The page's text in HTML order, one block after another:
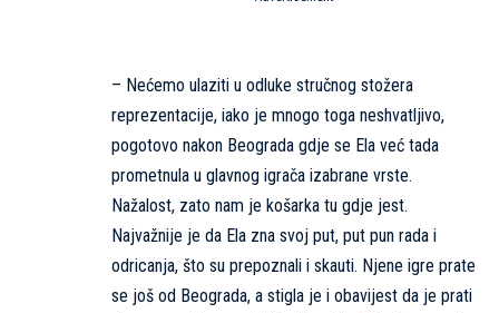
– Nećemo ulaziti u odluke stručnog stožera
reprezentacije, iako je mnogo toga neshvatljivo,
pogotovo nakon Beograda gdje se Ela već tada
prometnula u glavnog igrača izabrane vrste.
Nažalost, zato nam je košarka tu gdje jest.
Najvažnije je da Ela zna svoj put, put pun rada i
odricanja, što su prepoznali i skauti. Njene igre prate
se još od Beograda, a stigla je i obavijest da je prati